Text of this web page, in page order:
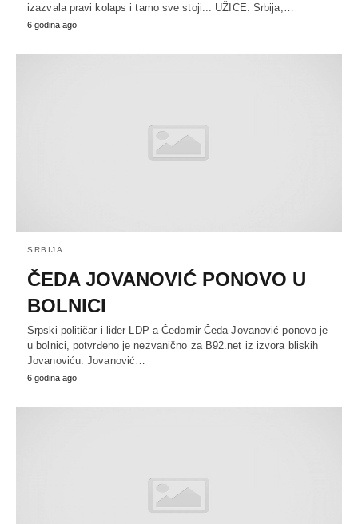
izazvala pravi kolaps i tamo sve stoji... UŽICE: Srbija,…
6 godina ago
SRBIJA
ČEDA JOVANOVIĆ PONOVO U
BOLNICI
Srpski političar i lider LDP-a Čedomir Čeda Jovanović ponovo je
u bolnici, potvrđeno je nezvanično za B92.net iz izvora bliskih
Jovanoviću. Jovanović…
6 godina ago